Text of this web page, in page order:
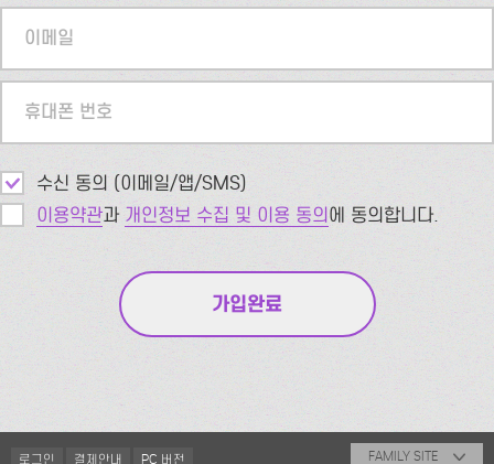
이메일
휴대폰 번호
수신 동의 (이메일/앱/SMS)
이용약관과 개인정보 수집 및 이용 동의에 동의합니다.
로그인 결제안내 PC 버전 FAMILY SITE